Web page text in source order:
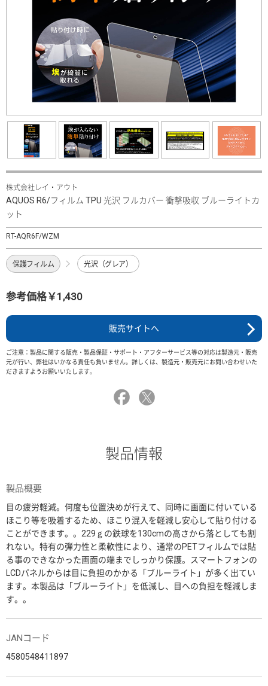
株式会社レイ・アウト
AQUOS R6/フィルム TPU 光沢 フルカバー 衝撃吸収 ブルーライトカ
ット
RT-AQR6F/WZM
保護フィルム 光沢（グレア）
参考価格￥1,430
販売サイトへ
ご注意：製品に関する販売・製品保証・サポート・アフターサービス等の対応は製造元・販売
元が行い、弊社はいかなる責任も負いません。詳しくは、製造元・販売元にお問い合わせいた
だきますようお願いいたします。
製品情報
製品概要
目の疲労軽減。何度も位置決めが行えて、同時に画面に付いている
ほこり等を吸着するため、ほこり混入を軽減し安心して貼り付ける
ことができます。。229ｇの鉄球を130cmの高さから落としても割
れない。特有の弾力性と柔軟性により、通常のPETフィルムでは貼
る事のできなかった画面の端までしっかり保護。スマートフォンの
LCDパネルからは目に負担のかかる「ブルーライト」が多く出てい
ます。本製品は「ブルーライト」を低減し、目への負担を軽減しま
す。。
JANコード
4580548411897